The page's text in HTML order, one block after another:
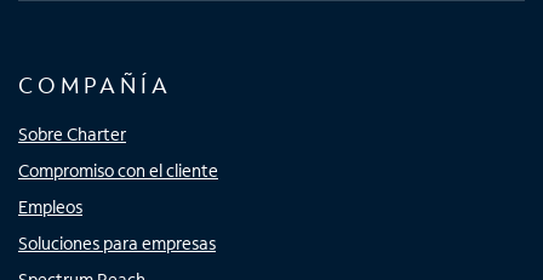
COMPAÑÍA
Sobre Charter
Compromiso con el cliente
Empleos
Soluciones para empresas